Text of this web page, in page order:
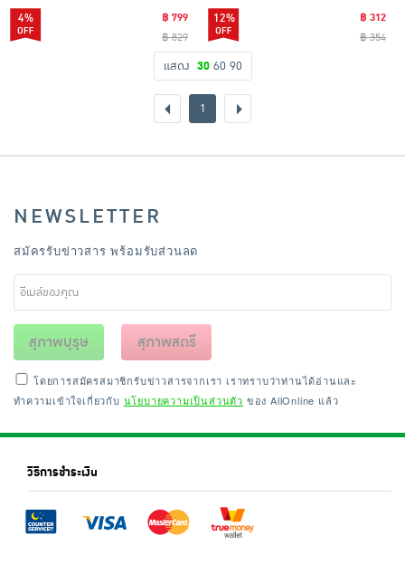
4%
฿ 799
฿ 829
12%
฿ 312
฿ 354
แสดง 30 60 90
1
NEWSLETTER
สมัครรับข่าวสาร พร้อมรับส่วนลด
สุภาพบุรุษ สุภาพสตรี
โดยการสมัครสมาชิกรับข่าวสารจากเรา เราทราบว่าท่านได้อ่านและ
ทำความเข้าใจเกี่ยวกับ นโยบายความเป็นส่วนตัว ของ AllOnline แล้ว
วิธีการชำระเงิน